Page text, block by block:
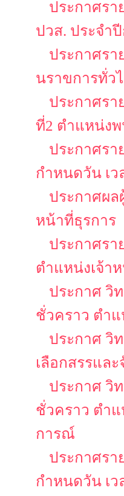
ประกาศร
ปวส. ประจำ
ประกาศรา
นราขการทั่ว
ประกาศรา
ที่2 ตำแหน่ง
ประกาศรา
กำหนดวัน เว
ประกาศผล
หน้าที่ธุรการ
ประกาศรา
ตำแหน่งเจ้า
ประกาศ วิ
ชั่วคราว ตำ
ประกาศ วิ
เลือกสรรแล
ประกาศ วิ
ชั่วคราว ตำ
การณ์
ประกาศรา
กำหนดวัน เว